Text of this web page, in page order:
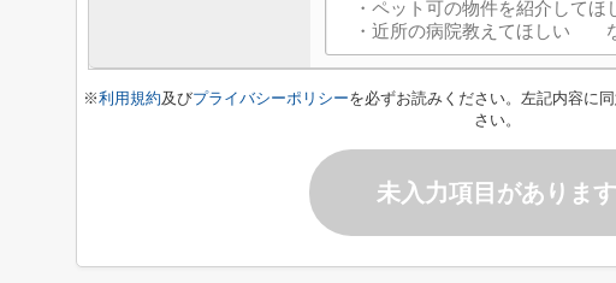
※利用規約及びプライバシーポリシーを必ずお読みください。左記内容に
さい。
未入力項目があります